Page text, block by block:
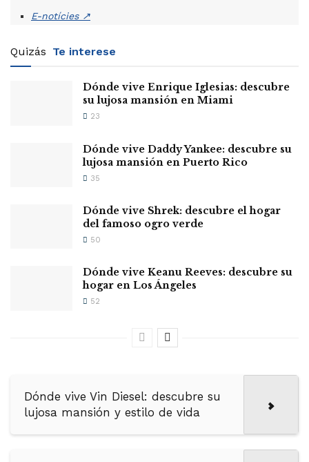
E-notícies ↗
Quizás Te interese
Dónde vive Enrique Iglesias: descubre
su lujosa mansión en Miami
23
Dónde vive Daddy Yankee: descubre su
lujosa mansión en Puerto Rico
35
Dónde vive Shrek: descubre el hogar
del famoso ogro verde
50
Dónde vive Keanu Reeves: descubre su
hogar en Los Ángeles
52
Dónde vive Vin Diesel: descubre su
lujosa mansión y estilo de vida